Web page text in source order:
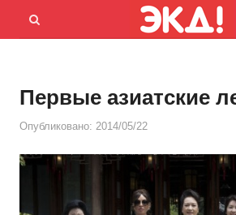
Menu
Открыть
Первые азиатские
Опубликовано: 2014/05/22